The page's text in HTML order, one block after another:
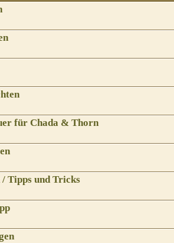
für Chada & Thorn
Tipps und Tricks